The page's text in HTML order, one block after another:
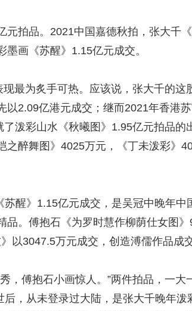
拍品。2021中国嘉德秋拍，张大千
画《苏醒》1.15亿元成交。
为炙手可热。应该说，张大千的这
2.09亿港元成交；继而2021年香港
泼彩山水《秋曦图》1.95亿元拍品的
醉舞图》4025万元，《丁未泼彩》
》1.15亿元成交，是吴冠中晚年中
。傅抱石《为罗时慧作柳荫仕女图
以3047.5万元成交，创造溥儒作品成
傅抱石小画惊人。”两件拍品，一大
，从未登录过大陆，是张大千晚年